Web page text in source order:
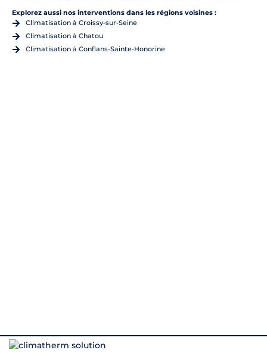
Explorez aussi nos interventions dans les régions voisines :
Climatisation à Croissy-sur-Seine
Climatisation à Chatou
Climatisation à Conflans-Sainte-Honorine